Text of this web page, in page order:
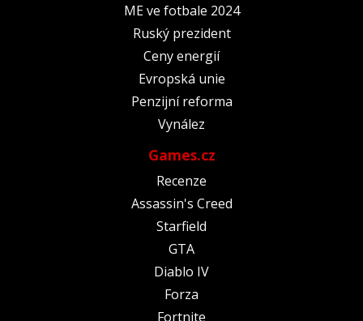
ME ve fotbale 2024
Ruský prezident
Ceny energií
Evropská unie
Penzijní reforma
Vynález
Games.cz
Recenze
Assassin's Creed
Starfield
GTA
Diablo IV
Forza
Fortnite